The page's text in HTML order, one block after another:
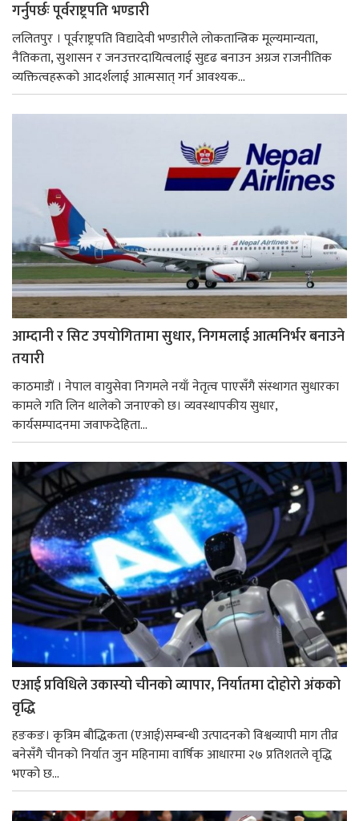
गर्नुपर्छः पूर्वराष्ट्रपति भण्डारी
ललितपुर । पूर्वराष्ट्रपति विद्यादेवी भण्डारीले लोकतान्त्रिक मूल्यमान्यता,
नैतिकता, सुशासन र जनउत्तरदायित्वलाई सुदृढ बनाउन अग्रज राजनीतिक
व्यक्तित्वहरूको आदर्शलाई आत्मसात् गर्न आवश्यक...
आम्दानी र सिट उपयोगितामा सुधार, निगमलाई आत्मनिर्भर बनाउने
तयारी
काठमाडाैं । नेपाल वायुसेवा निगमले नयाँ नेतृत्व पाएसँगै संस्थागत सुधारका
कामले गति लिन थालेको जनाएको छ। व्यवस्थापकीय सुधार,
कार्यसम्पादनमा जवाफदेहिता...
एआई प्रविधिले उकास्यो चीनको व्यापार, निर्यातमा दोहोरो अंकको
वृद्धि
हङकङ। कृत्रिम बौद्धिकता (एआई)सम्बन्धी उत्पादनको विश्वव्यापी माग तीव्र
बनेसँगै चीनको निर्यात जुन महिनामा वार्षिक आधारमा २७ प्रतिशतले वृद्धि
भएको छ...